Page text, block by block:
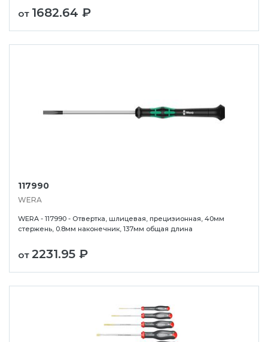
от 1682.64 ₽
117990
WERA
WERA - 117990 - Отвертка, шлицевая, прецизионная, 40мм
стержень, 0.8мм наконечник, 137мм общая длина
от 2231.95 ₽